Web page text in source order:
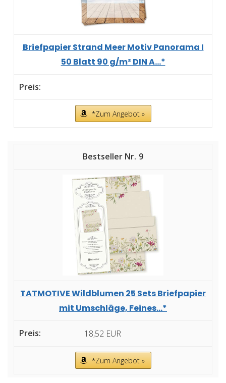
Briefpapier Strand Meer Motiv Panorama I
50 Blatt 90 g/m² DIN A...*
*Zum Angebot »
9
TATMOTIVE Wildblumen 25 Sets Briefpapier
mit Umschläge, Feines...*
18,52 EUR
*Zum Angebot »